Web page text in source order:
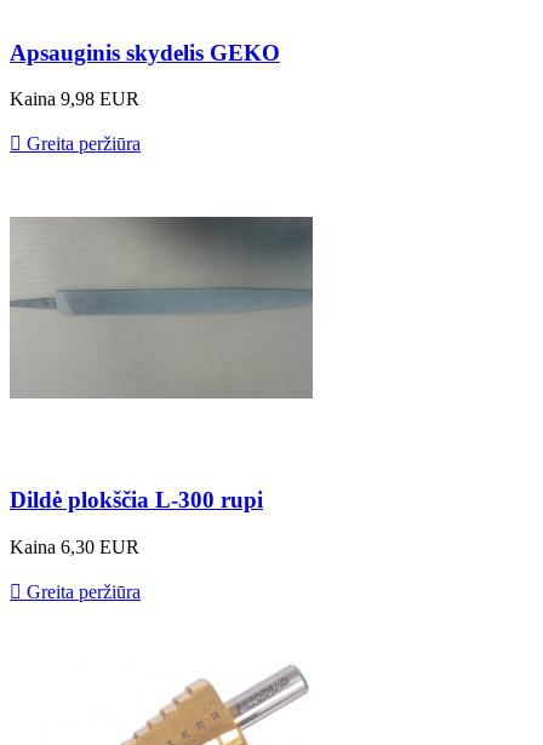
Apsauginis skydelis GEKO
Kaina 9,98 EUR
 Greita peržiūra
Dildė plokščia L-300 rupi
Kaina 6,30 EUR
 Greita peržiūra